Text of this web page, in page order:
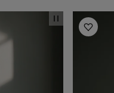
Living